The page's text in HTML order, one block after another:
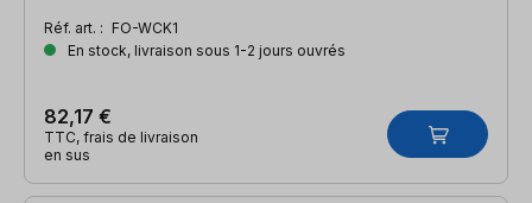
Réf. art. : FO-WCK1
En stock, livraison sous 1-2 jours ouvrés
82,17 €
TTC, frais de livraison
en sus